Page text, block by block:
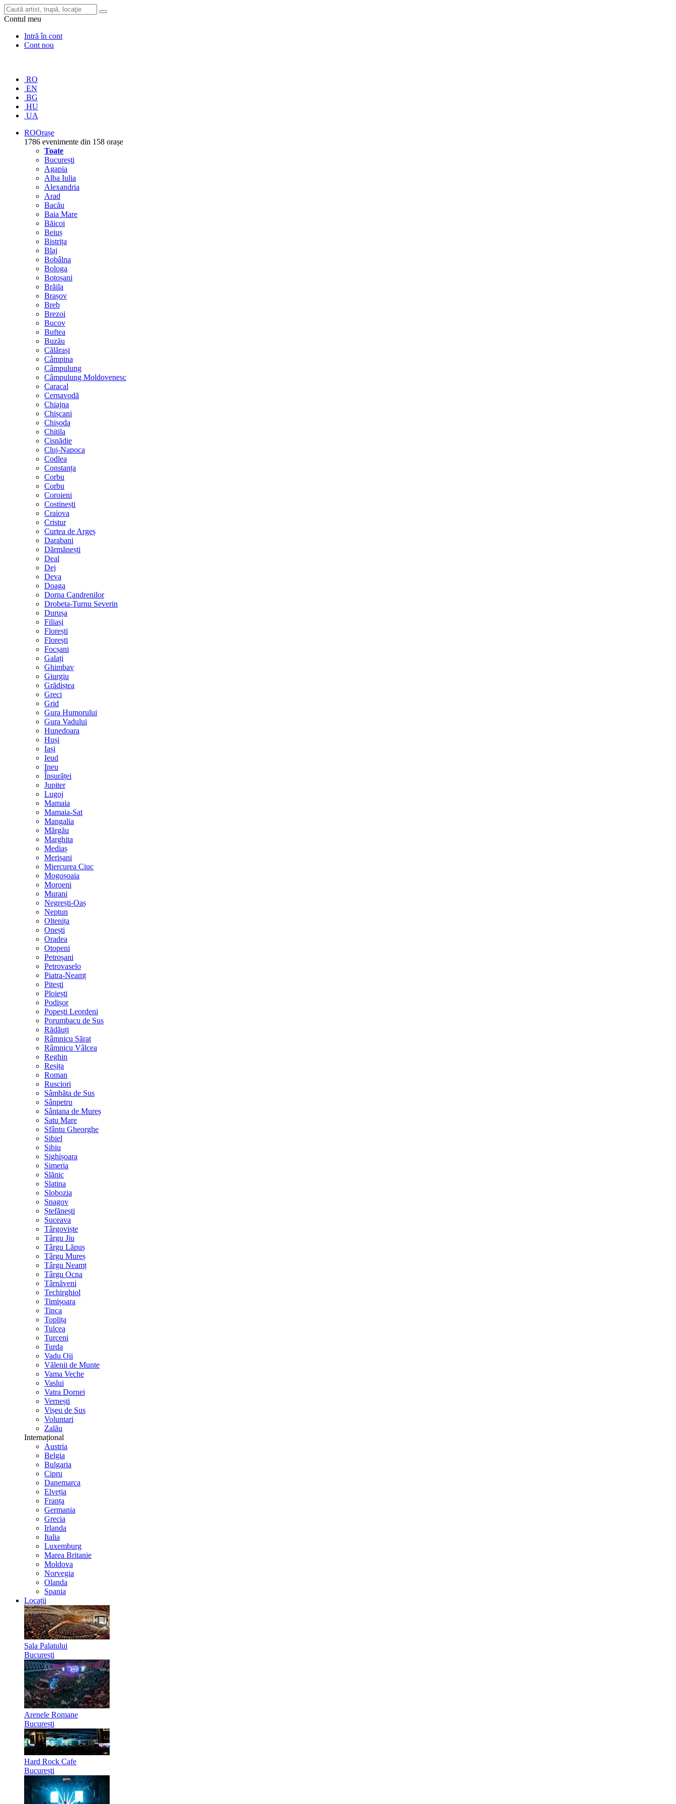
Contul meu
Intră în cont
Cont nou
RO
EN
BG
HU
UA
ROOrașe
1786 evenimente din 158 orașe
Toate
București
Agapia
Alba Iulia
Alexandria
Arad
Bacău
Baia Mare
Băicoi
Beiuș
Bistrița
Blaj
Bobâlna
Bologa
Botoșani
Brăila
Brașov
Breb
Brezoi
Bucov
Buftea
Buzău
Călărași
Câmpina
Câmpulung
Câmpulung Moldovenesc
Caracal
Cernavodă
Chiajna
Chișcani
Chișoda
Chitila
Cisnădie
Cluj-Napoca
Codlea
Constanța
Corbu
Corbu
Coroieni
Costinești
Craiova
Cristur
Curtea de Argeș
Darabani
Dărmănești
Deal
Dej
Deva
Doaga
Dorna Candrenilor
Drobeta-Turnu Severin
Durușa
Filiași
Florești
Florești
Focșani
Galați
Ghimbav
Giurgiu
Grădiștea
Greci
Grid
Gura Humorului
Gura Vadului
Hunedoara
Huși
Iași
Ieud
Ineu
Însurăței
Jupiter
Lugoj
Mamaia
Mamaia-Sat
Mangalia
Mărgău
Marghita
Mediaș
Merișani
Miercurea Ciuc
Mogoșoaia
Moroeni
Murani
Negrești-Oaș
Neptun
Oltenița
Onești
Oradea
Otopeni
Petroșani
Petrovaselo
Piatra-Neamț
Pitești
Ploiești
Podișor
Popești Leordeni
Porumbacu de Sus
Rădăuți
Râmnicu Sărat
Râmnicu Vâlcea
Reghin
Reșița
Roman
Rusciori
Sâmbăta de Sus
Sânpetru
Sântana de Mureș
Satu Mare
Sfântu Gheorghe
Sibiel
Sibiu
Sighișoara
Simeria
Slănic
Slatina
Slobozia
Snagov
Ștefănești
Suceava
Târgoviște
Târgu Jiu
Târgu Lăpuș
Târgu Mureș
Târgu Neamț
Târgu Ocna
Târnăveni
Techirghiol
Timișoara
Tinca
Toplița
Tulcea
Turceni
Turda
Vadu Oii
Vălenii de Munte
Vama Veche
Vaslui
Vatra Dornei
Vernești
Vișeu de Sus
Voluntari
Zalău
Internațional
Austria
Belgia
Bulgaria
Cipru
Danemarca
Elveția
Franța
Germania
Grecia
Irlanda
Italia
Luxemburg
Marea Britanie
Moldova
Norvegia
Olanda
Spania
Locații
Sala Palatului
București
Arenele Romane
București
Hard Rock Cafe
București